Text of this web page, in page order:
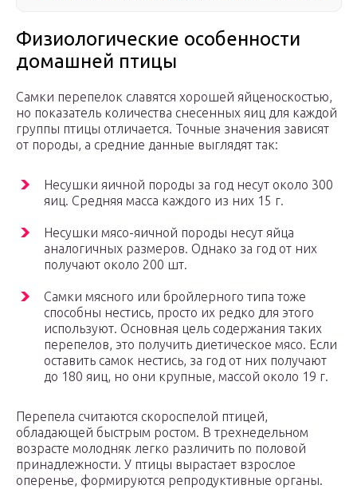
Физиологические особенности
домашней птицы
Самки перепелок славятся хорошей яйценоскостью,
но показатель количества снесенных яиц для каждой
группы птицы отличается. Точные значения зависят
от породы, а средние данные выглядят так:
Несушки яичной породы за год несут около 300
яиц. Средняя масса каждого из них 15 г.
Несушки мясо-яичной породы несут яйца
аналогичных размеров. Однако за год от них
получают около 200 шт.
Самки мясного или бройлерного типа тоже
способны нестись, просто их редко для этого
используют. Основная цель содержания таких
перепелов, это получить диетическое мясо. Если
оставить самок нестись, за год от них получают
до 180 яиц, но они крупные, массой около 19 г.
Перепела считаются скороспелой птицей,
обладающей быстрым ростом. В трехнедельном
возрасте молодняк легко различить по половой
принадлежности. У птицы вырастает взрослое
оперенье, формируются репродуктивные органы.